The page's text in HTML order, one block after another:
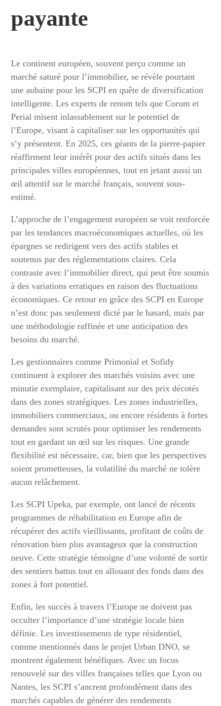
payante
Le continent européen, souvent perçu comme un
marché saturé pour l’immobilier, se révèle pourtant
une aubaine pour les SCPI en quête de diversification
intelligente. Les experts de renom tels que Corum et
Perial misent inlassablement sur le potentiel de
l’Europe, visant à capitaliser sur les opportunités qui
s’y présentent. En 2025, ces géants de la pierre-papier
réaffirment leur intérêt pour des actifs situés dans les
principales villes européennes, tout en jetant aussi un
œil attentif sur le marché français, souvent sous-
estimé.
L’approche de l’engagement européen se voit renforcée
par les tendances macroéconomiques actuelles, où les
épargnes se redirigent vers des actifs stables et
soutenus par des réglementations claires. Cela
contraste avec l’immobilier direct, qui peut être soumis
à des variations erratiques en raison des fluctuations
économiques. Ce retour en grâce des SCPI en Europe
n’est donc pas seulement dicté par le hasard, mais par
une méthodologie raffinée et une anticipation des
besoins du marché.
Les gestionnaires comme Primonial et Sofidy
continuent à explorer des marchés voisins avec une
minutie exemplaire, capitalisant sur des prix décotés
dans des zones stratégiques. Les zones industrielles,
immobiliers commerciaux, ou encore résidents à fortes
demandes sont scrutés pour optimiser les rendements
tout en gardant un œil sur les risques. Une grande
flexibilité est nécessaire, car, bien que les perspectives
soient prometteuses, la volatilité du marché ne tolère
aucun relâchement.
Les SCPI Upeka, par exemple, ont lancé de récents
programmes de réhabilitation en Europe afin de
récupérer des actifs vieillissants, profitant de coûts de
rénovation bien plus avantageux que la construction
neuve. Cette stratégie témoigne d’une volonté de sortir
des sentiers battus tout en allouant des fonds dans des
zones à fort potentiel.
Enfin, les succès à travers l’Europe ne doivent pas
occulter l’importance d’une stratégie locale bien
définie. Les investissements de type résidentiel,
comme mentionnés dans le projet Urban DNO, se
montrent également bénéfiques. Avec un focus
renouvelé sur des villes françaises telles que Lyon ou
Nantes, les SCPI s’ancrent profondément dans des
marchés capables de générer des rendements